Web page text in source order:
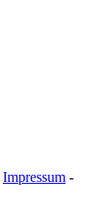
Impressum -